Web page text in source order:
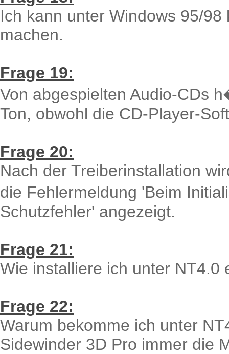
Ich kann unter Windows 95/
machen.
Frage 19:
Von abgespielten Audio-CDs
Ton, obwohl die CD-Player-
Frage 20:
Nach der Treiberinstallation
die Fehlermeldung 'Beim
Schutzfehler' angezeigt.
Frage 21:
Wie installiere ich unter NT4.0
Frage 22:
Warum bekomme ich unter
Sidewinder 3D Pro immer die